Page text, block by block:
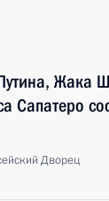
Жака
Сапатеро
Дворец